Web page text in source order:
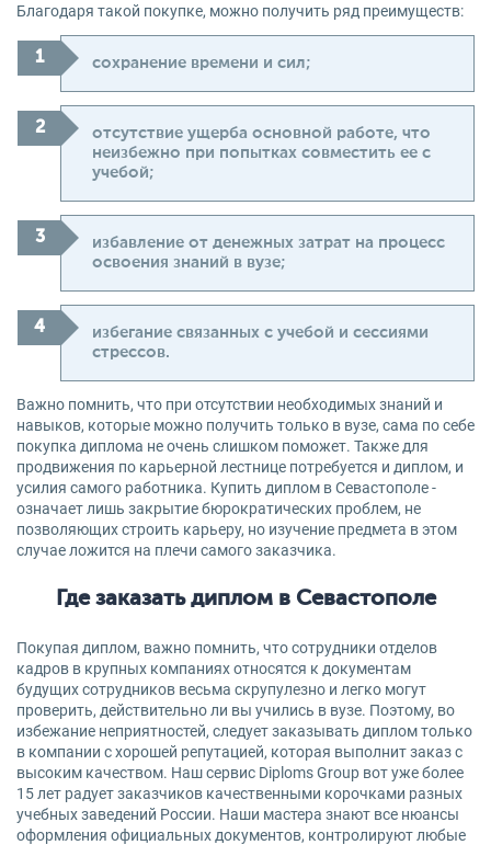
Благодаря такой покупке, можно получить ряд преимуществ:
сохранение времени и сил;
отсутствие ущерба основной работе, что
неизбежно при попытках совместить ее с
учебой;
избавление от денежных затрат на процесс
освоения знаний в вузе;
избегание связанных с учебой и сессиями
стрессов.
Важно помнить, что при отсутствии необходимых знаний и
навыков, которые можно получить только в вузе, сама по себе
покупка диплома не очень слишком поможет. Также для
продвижения по карьерной лестнице потребуется и диплом, и
усилия самого работника. Купить диплом в Севастополе -
означает лишь закрытие бюрократических проблем, не
позволяющих строить карьеру, но изучение предмета в этом
случае ложится на плечи самого заказчика.
Где заказать диплом в Севастополе
Покупая диплом, важно помнить, что сотрудники отделов
кадров в крупных компаниях относятся к документам
будущих сотрудников весьма скрупулезно и легко могут
проверить, действительно ли вы учились в вузе. Поэтому, во
избежание неприятностей, следует заказывать диплом только
в компании с хорошей репутацией, которая выполнит заказ с
высоким качеством. Наш сервис Diploms Group вот уже более
15 лет радует заказчиков качественными корочками разных
учебных заведений России. Наши мастера знают все нюансы
оформления официальных документов, контролируют любые